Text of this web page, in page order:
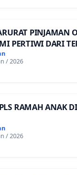
PINJAMAN
PERTIWI DARI
TUTUP PINJOL!
/ 2026
RAMAH ANAK
/ 2026